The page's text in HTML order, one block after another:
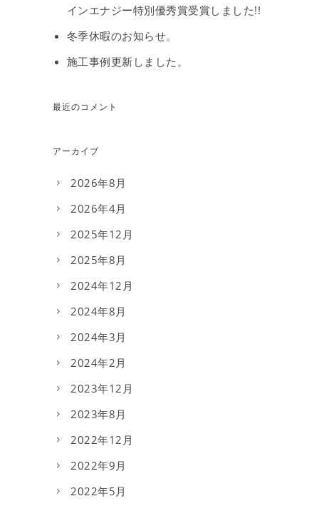
インエナジー特別優秀賞受賞しました!!
冬季休暇のお知らせ。
施工事例更新しました。
最近のコメント
アーカイブ
2026年8月
2026年4月
2025年12月
2025年8月
2024年12月
2024年8月
2024年3月
2024年2月
2023年12月
2023年8月
2022年12月
2022年9月
2022年5月